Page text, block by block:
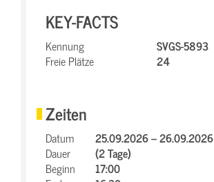
KEY-FACTS
Kennung
SVGS-5893
Freie Plätze
24
Zeiten
Datum
25.09.2026 – 26.09.2026
Dauer
(2 Tage)
Beginn
17:00